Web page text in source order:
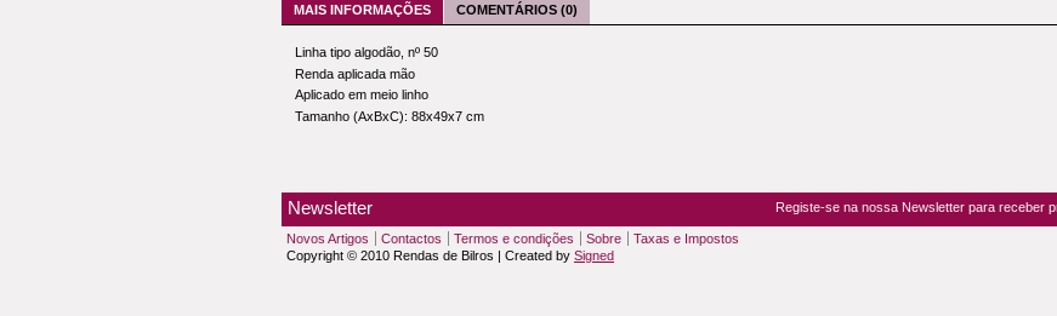
MAIS INFORMAÇÕES COMENTÁRIOS (0)
Linha tipo algodão, nº 50
Renda aplicada mão
Aplicado em meio linho
Tamanho (AxBxC): 88x49x7 cm
Newsletter Registe-se na nossa Newsletter para receber
Novos Artigos Contactos Termos e condições Sobre
Taxas e Impostos
Copyright © 2010 Rendas de Bilros | Created by Signed